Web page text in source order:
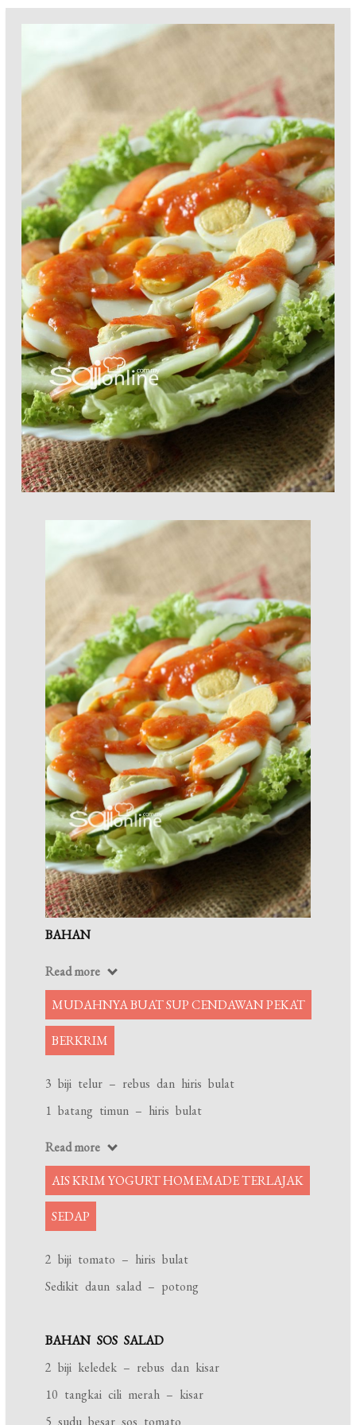
BAHAN
Read more
MUDAHNYA BUAT SUP CENDAWAN PEKAT
BERKRIM
3 biji telur – rebus dan hiris bulat
1 batang timun – hiris bulat
Read more
AIS KRIM YOGURT HOMEMADE TERLAJAK
SEDAP
2 biji tomato – hiris bulat
Sedikit daun salad – potong
BAHAN SOS SALAD
2 biji keledek – rebus dan kisar
10 tangkai cili merah – kisar
5 sudu besar sos tomato